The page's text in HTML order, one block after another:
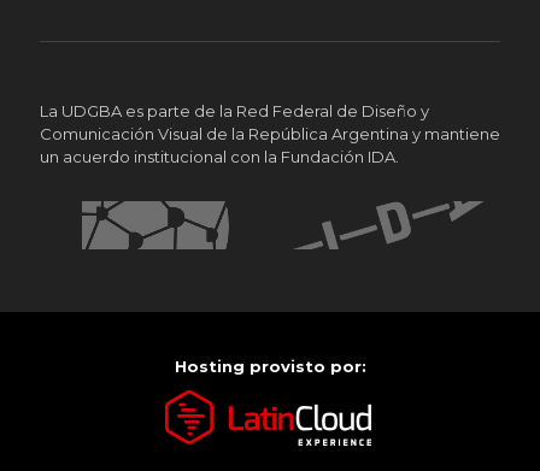
La UDGBA es parte de la Red Federal de Diseño y
Comunicación Visual de la República Argentina y mantiene
un acuerdo institucional con la Fundación IDA.
Hosting provisto por: